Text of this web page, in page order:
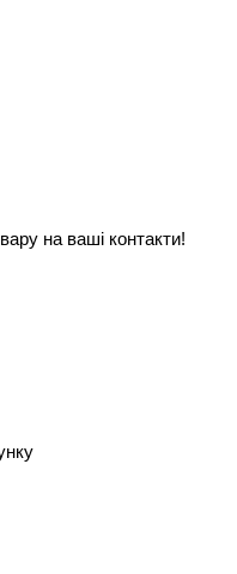
на ваші контакти!